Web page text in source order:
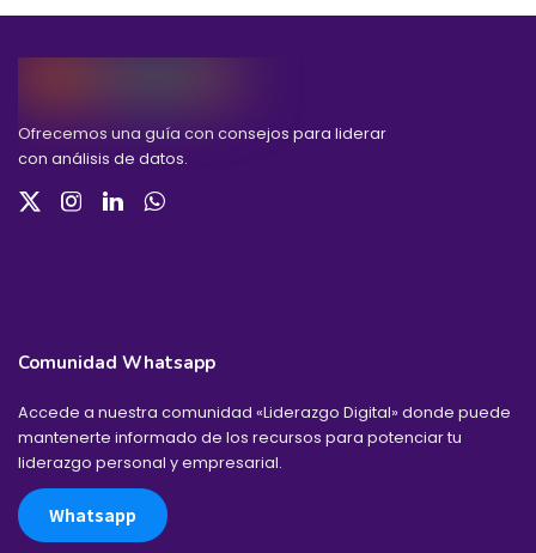
Ofrecemos una guía con consejos para liderar
con análisis de datos.
Comunidad Whatsapp
Accede a nuestra comunidad «Liderazgo Digital» donde puede
mantenerte informado de los recursos para potenciar tu
liderazgo personal y empresarial.
Whatsapp